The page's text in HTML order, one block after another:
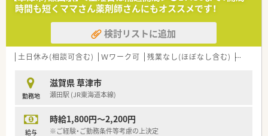
■木曜・日曜・祝日に加え金曜の午後も休みという、希少な週休
2.5日制を導入しています。
■年間休日は127日程度と業界でも高水準で、プライベートの時
間をしっかりと確保できます。
■急なお休みが必要な場合でも、エリアマネージャーやラウンダ
ーがサポートする体制が整っています。
時間も短くママさん薬剤師さんにもオススメです！
検討リストに追加
土日休み(相談可含む) Ｗワーク可 残業なし(ほぼなし含む) 車通勤
勤務地
滋賀県 草津市
瀬田駅 (JR東海道本線)
給与
時給1,800円～2,200円
※ご経験・ご勤務条件等考慮の上決定